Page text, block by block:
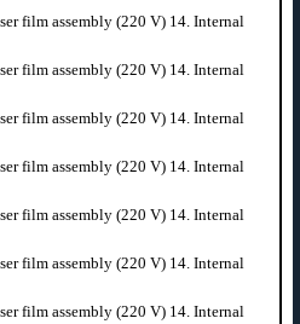
film assembly (220 V) 14. Internal
film assembly (220 V) 14. Internal
film assembly (220 V) 14. Internal
film assembly (220 V) 14. Internal
film assembly (220 V) 14. Internal
film assembly (220 V) 14. Internal
film assembly (220 V) 14. Internal